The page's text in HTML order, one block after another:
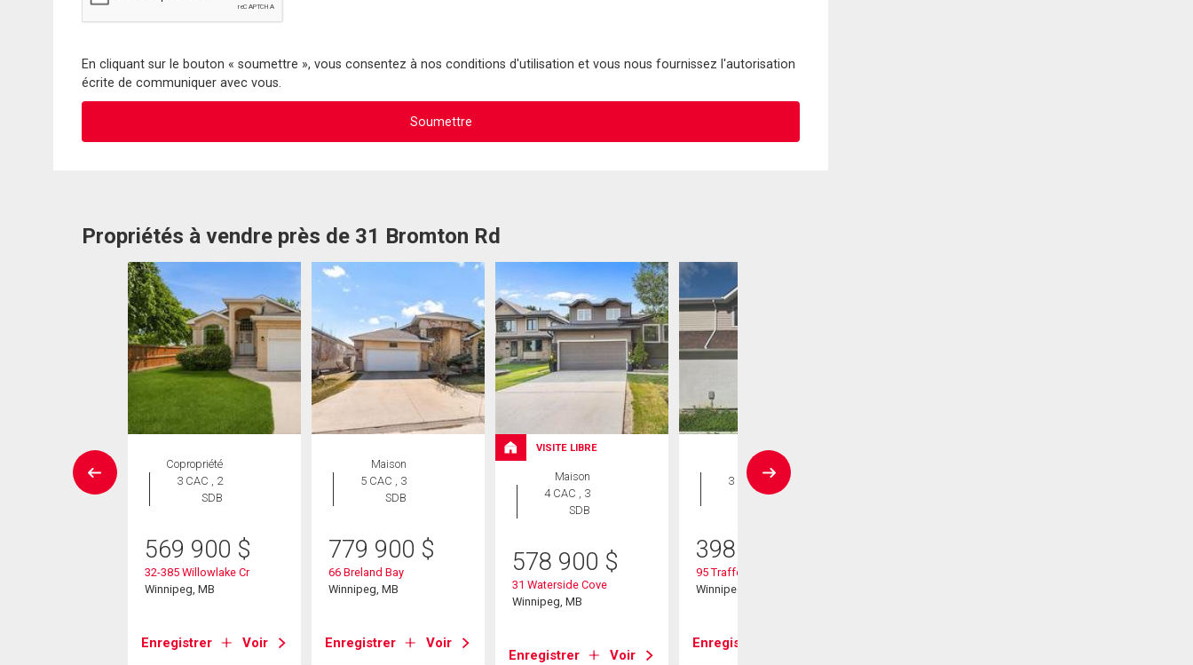
En cliquant sur le bouton « soumettre », vous consentez à nos conditions d'utilisation et vous nous fournissez l'autorisation
écrite de communiquer avec vous.
Propriétés à vendre près de 31 Bromton Rd
INSCRIPTION
Copropriété
3 CAC , 2
SDB
569 900 $
32-385 Willowlake Cr
Winnipeg, MB
Enregistrer Voir
Maison
5 CAC , 3
SDB
779 900 $
66 Breland Bay
Winnipeg, MB
Enregistrer Voir
VISITE LIBRE
Maison
4 CAC , 3
SDB
578 900 $
31 Waterside Cove
Winnipeg, MB
Enregistrer Voir
Maison
3 CAC , 3
SDB
398 900
95 Trafford Park
Winnipeg, MB
Enregistrer